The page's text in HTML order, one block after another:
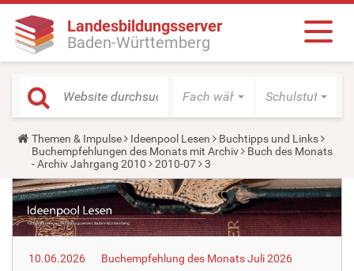
Landesbildungsserver
Baden-Württemberg
Fach wählen Schulstufe
Y
o
u
a
r
e
h
e
r
:
Themen & Impulse Ideenpool Lesen
Buchtipps und Links
Buchempfehlungen des Monats mit Archiv
Buch des Monats
- Archiv Jahrgang 2010
2010-07 3
10.06.2026
Buchempfehlung des Monats Juli 2026